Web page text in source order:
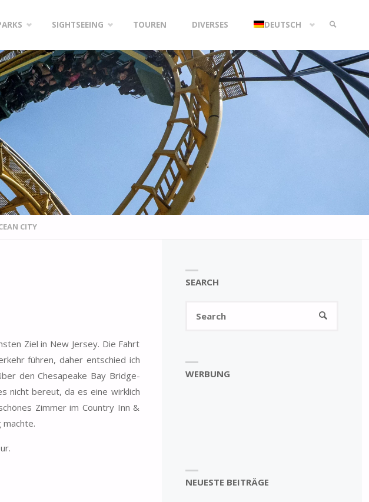
SIGHTSEEING TOUREN DIVERSES DEUTSCH
SEARCH
CITY
Ziel in New Jersey. Die Fahrt
führen, daher entschied ich
den Chesapeake Bay Bridge-
nicht bereut, da es eine wirklich
Zimmer im Country Inn &
machte.
SEARCH
SEARCH
WERBUNG
NEUESTE BEITRÄGE